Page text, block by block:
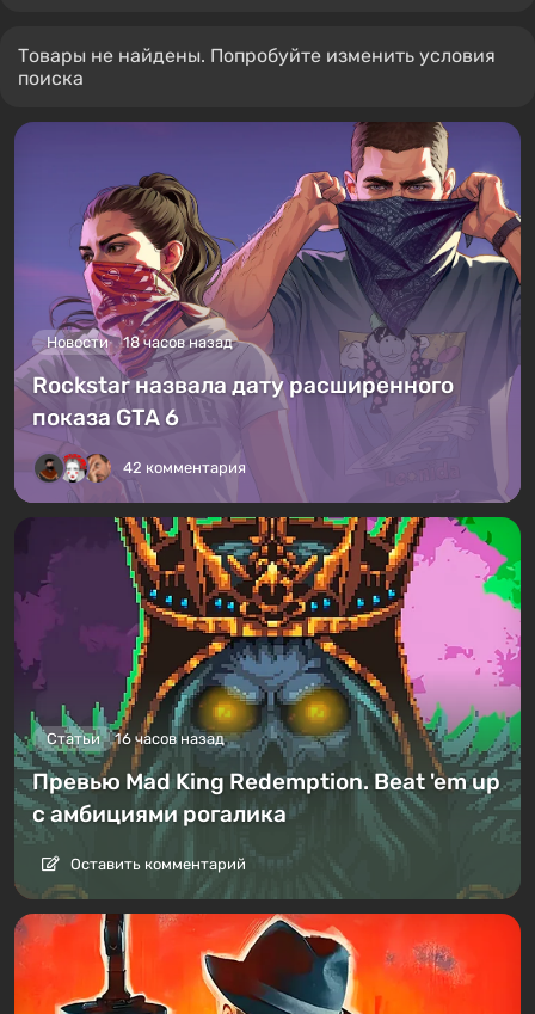
Товары не найдены. Попробуйте изменить условия
поиска
Новости 18 часов назад
Rockstar назвала дату расширенного
показа GTA 6
42 комментария
Статьи 16 часов назад
Превью Mad King Redemption. Beat 'em up
с амбициями рогалика
Оставить комментарий